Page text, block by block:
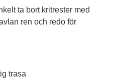
ta bort kritrester med
ren och redo för
trasa